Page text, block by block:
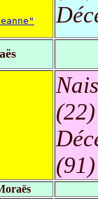
(22)
(91)